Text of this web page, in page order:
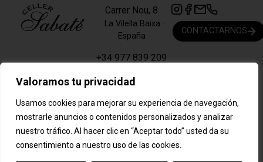
Valoramos tu privacidad
Usamos cookies para mejorar su experiencia de navegación,
mostrarle anuncios o contenidos personalizados y analizar
nuestro tráfico. Al hacer clic en “Aceptar todo” usted da su
consentimiento a nuestro uso de las cookies.
Carrer Nou, 8
La Vilella Baixa ·
España
+34 977 839 209
cellersabate@cellersabate.com
CONTACTARNOS
Aviso legal
Política de privacidad
Política de cookies
Condiciones generales de compra
Desarrollo web
eikostudio